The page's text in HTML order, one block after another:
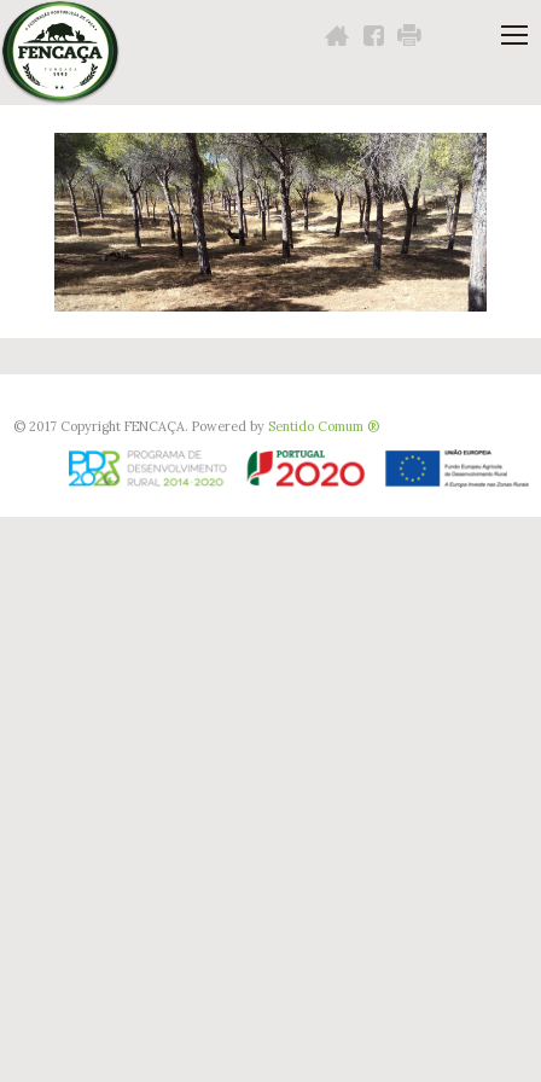
Navigation
Content
Footer
Você
está
aqui:
© 2017 Copyright FENCAÇA. Powered by Sentido Comum ®